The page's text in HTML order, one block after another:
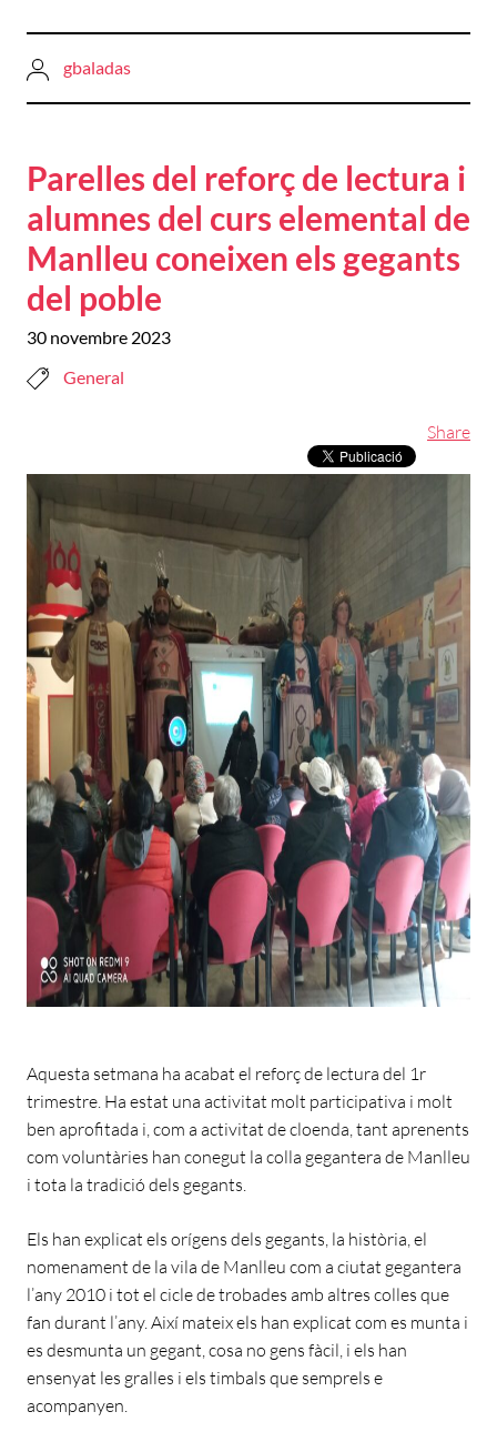
gbaladas
Parelles del reforç de lectura i
alumnes del curs elemental de
Manlleu coneixen els gegants
del poble
30 novembre 2023
General
Share
Aquesta setmana ha acabat el reforç de lectura del 1r
trimestre. Ha estat una activitat molt participativa i molt
ben aprofitada i, com a activitat de cloenda, tant aprenents
com voluntàries han conegut la colla gegantera de Manlleu
i tota la tradició dels gegants.
Els han explicat els orígens dels gegants, la història, el
nomenament de la vila de Manlleu com a ciutat gegantera
l’any 2010 i tot el cicle de trobades amb altres colles que
fan durant l’any. Així mateix els han explicat com es munta i
es desmunta un gegant, cosa no gens fàcil, i els han
ensenyat les gralles i els timbals que semprels e
acompanyen.